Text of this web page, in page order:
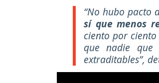
“No hubo pacto
sí que menos
ciento por
que nadie
extraditables”,